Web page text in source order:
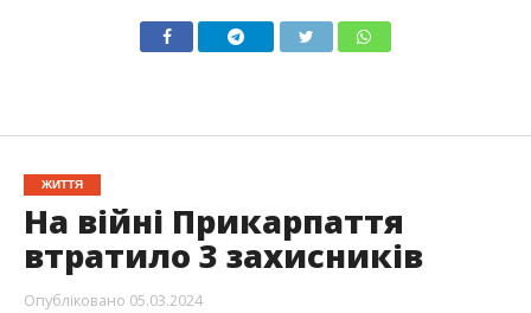
ЖИТТЯ
На війні Прикарпаття
втратило 3 захисників
Опубліковано 05.03.2024